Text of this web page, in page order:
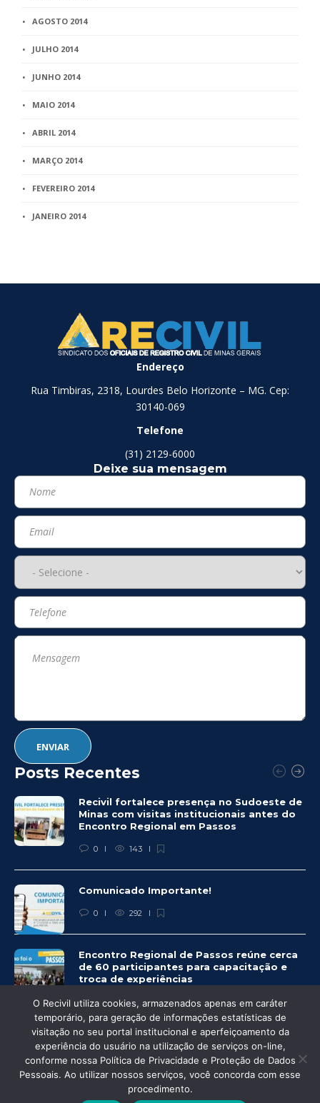
AGOSTO 2014
JULHO 2014
JUNHO 2014
MAIO 2014
ABRIL 2014
MARÇO 2014
FEVEREIRO 2014
JANEIRO 2014
Endereço
Rua Timbiras, 2318, Lourdes Belo Horizonte – MG. Cep:
30140-069
Telefone
(31) 2129-6000
Deixe sua mensagem
Posts Recentes
Recivil fortalece presença no Sudoeste de
Minas com visitas institucionais antes do
Encontro Regional em Passos
0 143
Comunicado Importante!
0 292
Encontro Regional de Passos reúne cerca
de 60 participantes para capacitação e
troca de experiências
0 281
© Recivil 2020 – Todos os direitos reservados.
O Recivil utiliza cookies, armazenados apenas em caráter
temporário, para geração de informações estatísticas de
visitação no seu portal institucional e aperfeiçoamento da
experiência do usuário na utilização de serviços on-line,
conforme nossa Política de Privacidade e Proteção de Dados
Pessoais. Ao utilizar nossos serviços, você concorda com esse
procedimento.